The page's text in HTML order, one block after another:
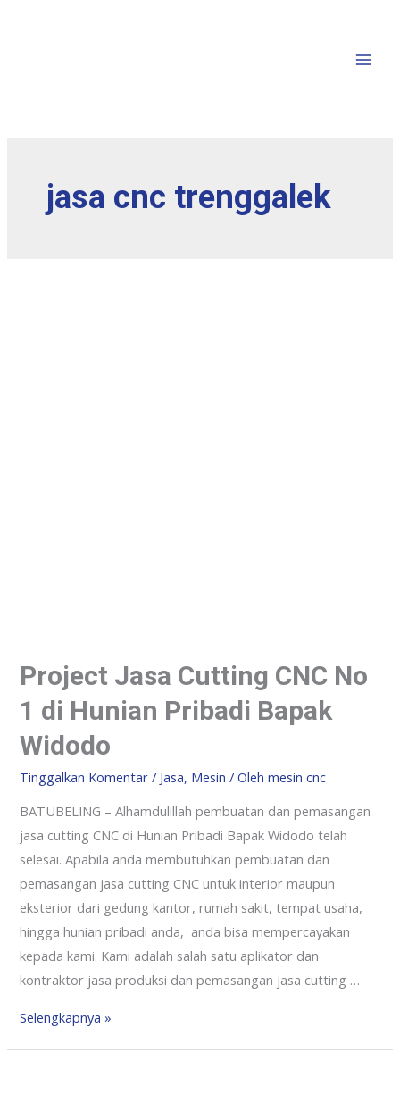
jasa cnc trenggalek
Project Jasa Cutting CNC No
1 di Hunian Pribadi Bapak
Widodo
Tinggalkan Komentar / Jasa, Mesin / Olehmesin cnc
BATUBELING – Alhamdulillah pembuatan dan pemasangan
jasa cutting CNC di Hunian Pribadi Bapak Widodo telah
selesai. Apabila anda membutuhkan pembuatan dan
pemasangan jasa cutting CNC untuk interior maupun
eksterior dari gedung kantor, rumah sakit, tempat usaha,
hingga hunian pribadi anda, anda bisa mempercayakan
kepada kami. Kami adalah salah satu aplikator dan
kontraktor jasa produksi dan pemasangan jasa cutting …
Selengkapnya »